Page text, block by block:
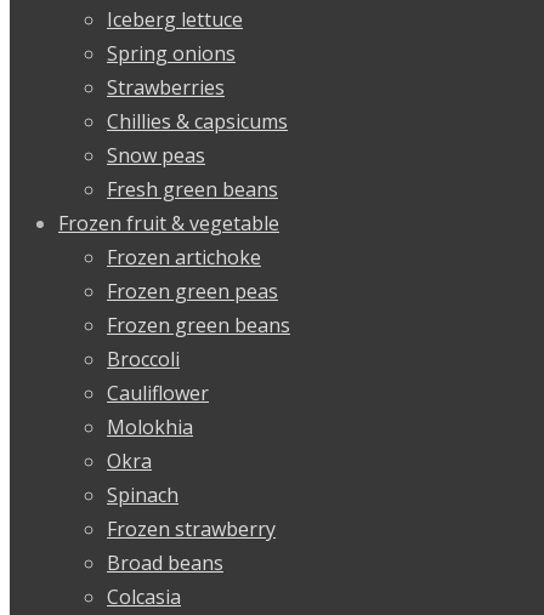
Iceberg lettuce
Spring onions
Strawberries
Chillies & capsicums
Snow peas
Fresh green beans
Frozen fruit & vegetable
Frozen artichoke
Frozen green peas
Frozen green beans
Broccoli
Cauliflower
Molokhia
Okra
Spinach
Frozen strawberry
Broad beans
Colcasia